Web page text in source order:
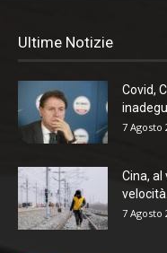
Ultime Notizie
Covid,
7 Agosto
Cina,
velocità...
7 Agosto